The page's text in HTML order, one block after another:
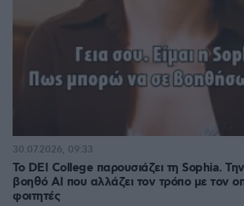
Το DEI College παρουσιάζει τη Sophia.
βοηθό AI που αλλάζει τον τρόπο με τον
φοιτητές
30.07.2026, 09:33